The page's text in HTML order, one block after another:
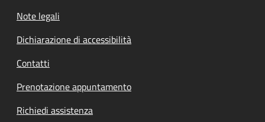
Note legali
Dichiarazione di accessibilità
Contatti
Prenotazione appuntamento
Richiedi assistenza